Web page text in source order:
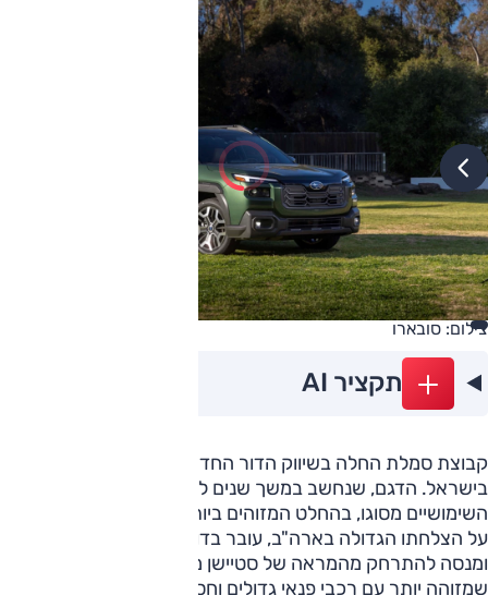
צילום: סובארו
תקציר AI
קבוצת סמלת החלה בשיווק הדור החדש של
בישראל. הדגם, שנחשב במשך שנים לאחד מכלי הרכב
השימושיים מסוגו, בהחלט המזוהים ביותר עם המותג היפני וחתום
על הצלחתו הגדולה בארה"ב, עובר בדור החדש שינוי עיצובי יסודי
ומנסה להתרחק מהמראה של סטיישן מוגבה לטובת נוכחות
שמזוהה יותר עם רכבי פנאי גדולים וחסונים.